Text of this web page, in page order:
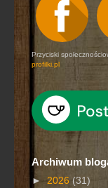
Przyciski
profilki.pl
Archiwum
► 2026 (31)